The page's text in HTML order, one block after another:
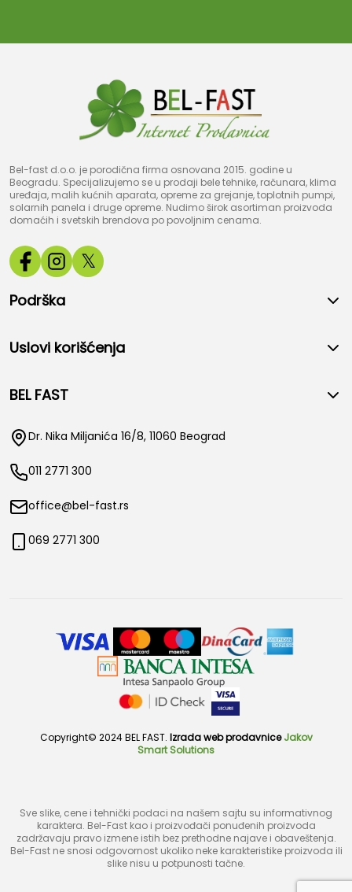
Bel-fast d.o.o. je porodična firma osnovana 2015. godine u
Beogradu. Specijalizujemo se u prodaji bele tehnike, računara, klima
uređaja, malih kućnih aparata, opreme za grejanje, toplotnih pumpi,
solarnih panela i druge opreme. Nudimo širok asortiman proizvoda
domaćih i svetskih brendova po povoljnim cenama.
𝕏
Podrška
Uslovi korišćenja
BEL FAST
Dr. Nika Miljanića 16/8, 11060 Beograd
011 2771 300
office@bel-fast.rs
069 2771 300
Copyright© 2024 BEL FAST. Izrada web prodavnice Jakov
Smart Solutions
Sve slike, cene i tehnički podaci na našem sajtu su informativnog
karaktera. Bel-Fast kao i proizvođači ponuđenih proizvoda
zadržavaju pravo izmene istih bez prethodne najave i obaveštenja.
Bel-Fast ne snosi odgovornost ukoliko neke karakteristike proizvoda ili
slike nisu u potpunosti tačne.